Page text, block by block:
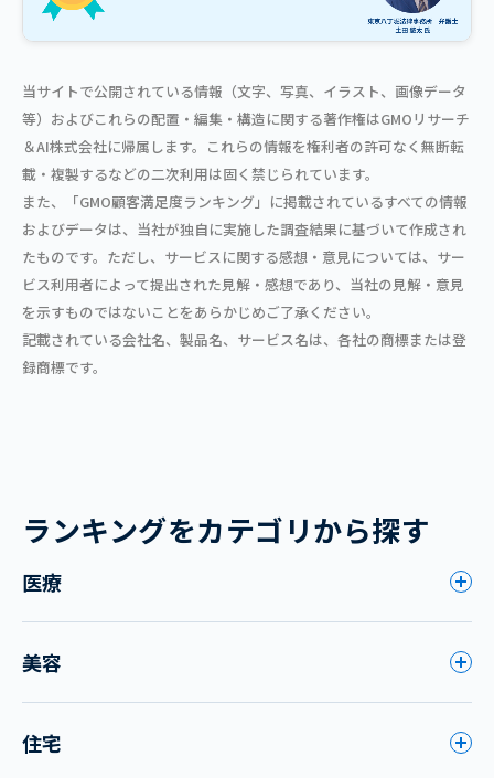
当サイトで公開されている情報（文字、写真、イラスト、画像データ
等）およびこれらの配置・編集・構造に関する著作権はGMOリサーチ
＆AI株式会社に帰属します。これらの情報を権利者の許可なく無断転
載・複製するなどの二次利用は固く禁じられています。
また、「GMO顧客満足度ランキング」に掲載されているすべての情報
およびデータは、当社が独自に実施した調査結果に基づいて作成され
たものです。ただし、サービスに関する感想・意見については、サー
ビス利用者によって提出された見解・感想であり、当社の見解・意見
を示すものではないことをあらかじめご了承ください。
記載されている会社名、製品名、サービス名は、各社の商標または登
録商標です。
ランキングをカテゴリから探す
医療
美容
住宅